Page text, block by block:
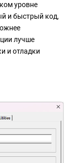
уровне
и быстрый код,
лучше
и отладки